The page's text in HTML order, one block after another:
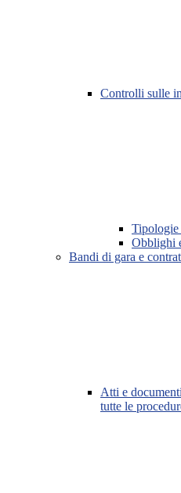
Controlli sulle
Obblighi
Bandi di gara e
Atti e
tutte le